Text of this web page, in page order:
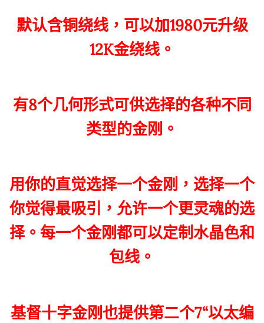
默认含铜绕线，可以加1980元升级
12K金绕线。
有8个几何形式可供选择的各种不同
类型的金刚。
用你的直觉选择一个金刚，选择一个
你觉得最吸引，允许一个更灵魂的选
择。每一个金刚都可以定制水晶色和
包线。
基督十字金刚也提供第二个7“以太编